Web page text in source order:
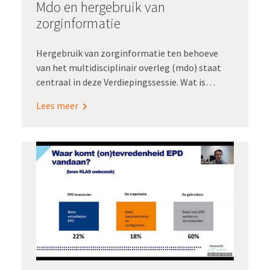
de zorgvraag en het zorgproces van de
geboorte.
Mdo en hergebruik van
zorginformatie
Hergebruik van zorginformatie ten behoeve
van het multidisciplinair overleg (mdo) staat
centraal in deze Verdiepingssessie. Wat is
zijn vastgelegd, geautomatiseerd op te halen
mdo weer automatisch in het epd terecht?
Lees meer